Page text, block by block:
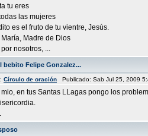
tu eres
las mujeres
es el fruto de tu vientre, Jesús.
Madre de Dios
nosotros, ...
bebito Felipe Gonzalez...
Círculo de oración Publicado: Sab Jul 25, 2009
en tus Santas LLagas pongo los